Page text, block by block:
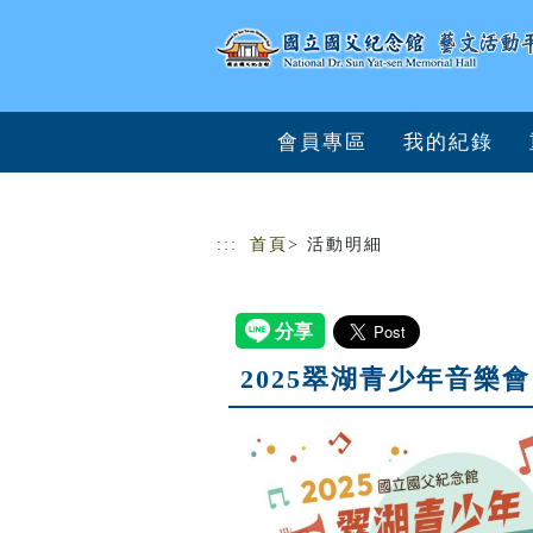
會員專區 我的紀錄
::: 首頁 > 活動明細
2025翠湖青少年音樂會